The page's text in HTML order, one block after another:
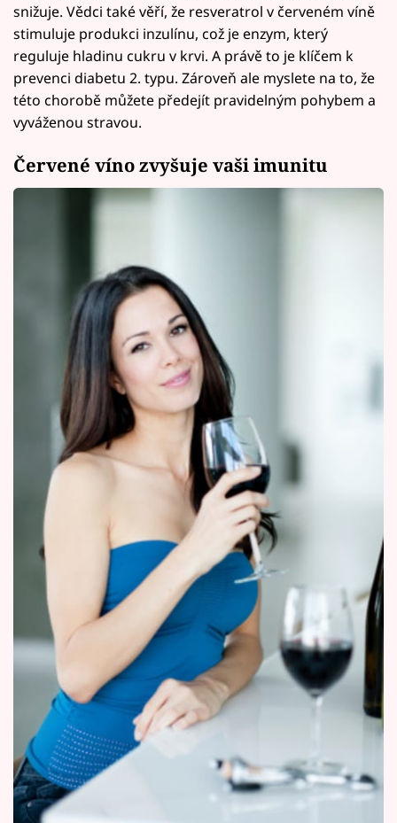
snižuje. Vědci také věří, že resveratrol v červeném víně
stimuluje produkci inzulínu, což je enzym, který
reguluje hladinu cukru v krvi. A právě to je klíčem k
prevenci diabetu 2. typu. Zároveň ale myslete na to, že
této chorobě můžete předejít pravidelným pohybem a
vyváženou stravou.
Červené víno zvyšuje vaši imunitu